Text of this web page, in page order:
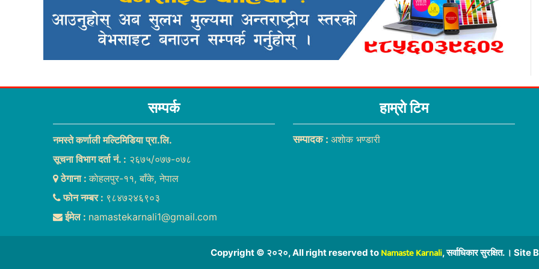
सम्पर्क
नमस्ते कर्णाली मल्टिमिडिया प्रा.लि.
सूचना विभाग दर्ता नं. : २६७५/०७७-०७८
ठेगाना :काेहलपुर-११, बाँके, नेपाल
फोन नम्बर : ९८४७२४६९०३
ईमेल : namastekarnali1@gmail.com
हाम्राे टिम
सम्पादक :अशाेक भण्डारी
Copyright © २०२०, All right reserved to Namaste Karnali, सर्वाधिकार सुरक्षित. । Site